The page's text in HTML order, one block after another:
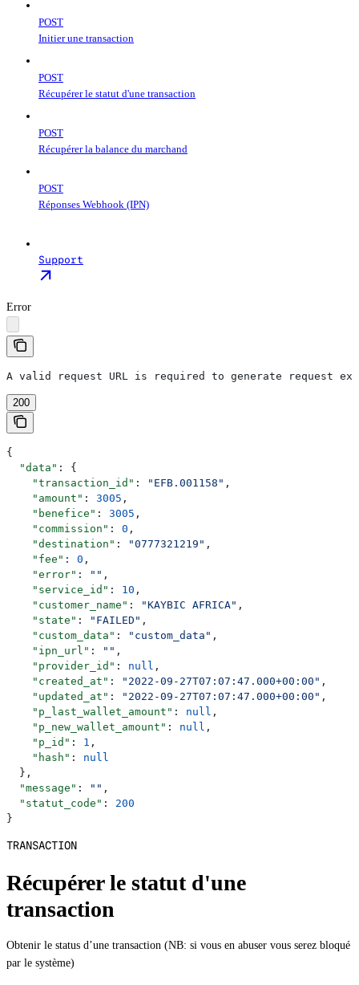
POST
Initier une transaction
POST
Récupérer le statut d'une transaction
POST
Récupérer la balance du marchand
POST
Réponses Webhook (IPN)
Support
Error
A valid request URL is required to generate request
200
{
  "data"
: {
    "transaction_id"
: "EFB.001158" ,
    "amount"
: 3005 ,
    "benefice"
: 3005 ,
    "commission"
: 0 ,
    "destination"
: "0777321219" ,
    "fee"
: 0 ,
    "error"
: "" ,
    "service_id"
: 10 ,
    "customer_name"
: "KAYBIC AFRICA" ,
    "state"
: "FAILED" ,
    "custom_data"
: "custom_data" ,
    "ipn_url"
: "" ,
    "provider_id"
: null ,
    "created_at"
: "2022-09-27T07:07:47.000+00:00" ,
    "updated_at"
: "2022-09-27T07:07:47.000+00:00" ,
    "p_last_wallet_amount"
: null ,
    "p_new_wallet_amount"
: null ,
    "p_id"
: 1 ,
    "hash"
: null
  },
  "message"
: "" ,
  "statut_code"
: 200
}
TRANSACTION
Récupérer le statut d'une
transaction
Obtenir le status d’une transaction (NB: si vous en abuser vous serez bloqué
par le système)